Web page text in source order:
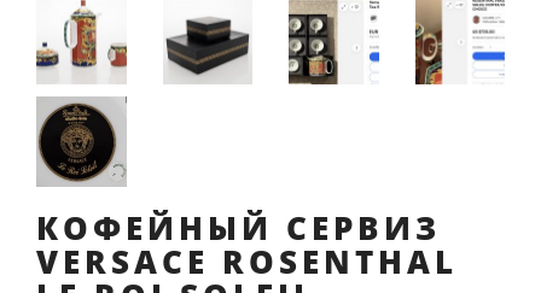
КОФЕЙНЫЙ СЕРВИЗ
VERSACE ROSENTHAL